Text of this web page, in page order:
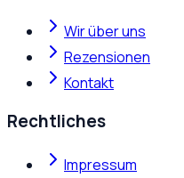
Wir über uns
Rezensionen
Kontakt
Rechtliches
Impressum